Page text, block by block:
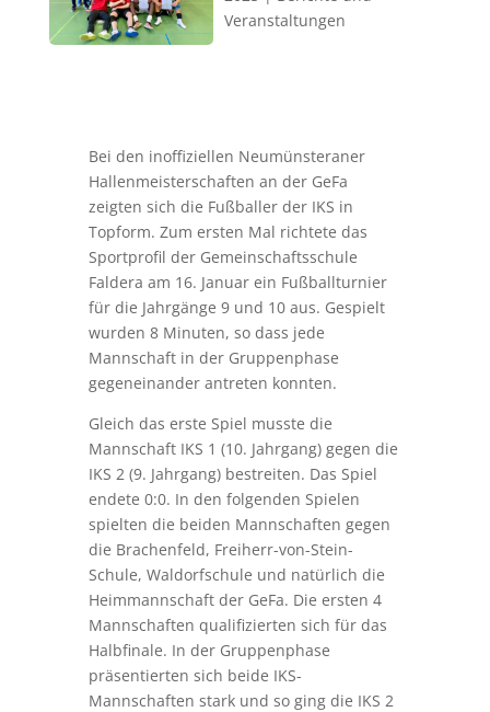
Veranstaltungen
Bei den inoffiziellen Neumünsteraner
Hallenmeisterschaften an der GeFa
zeigten sich die Fußballer der IKS in
Topform. Zum ersten Mal richtete das
Sportprofil der Gemeinschaftsschule
Faldera am 16. Januar ein Fußballturnier
für die Jahrgänge 9 und 10 aus. Gespielt
wurden 8 Minuten, so dass jede
Mannschaft in der Gruppenphase
gegeneinander antreten konnten.
Gleich das erste Spiel musste die
Mannschaft IKS 1 (10. Jahrgang) gegen die
IKS 2 (9. Jahrgang) bestreiten. Das Spiel
endete 0:0. In den folgenden Spielen
spielten die beiden Mannschaften gegen
die Brachenfeld, Freiherr-von-Stein-
Schule, Waldorfschule und natürlich die
Heimmannschaft der GeFa. Die ersten 4
Mannschaften qualifizierten sich für das
Halbfinale. In der Gruppenphase
präsentierten sich beide IKS-
Mannschaften stark und so ging die IKS 2